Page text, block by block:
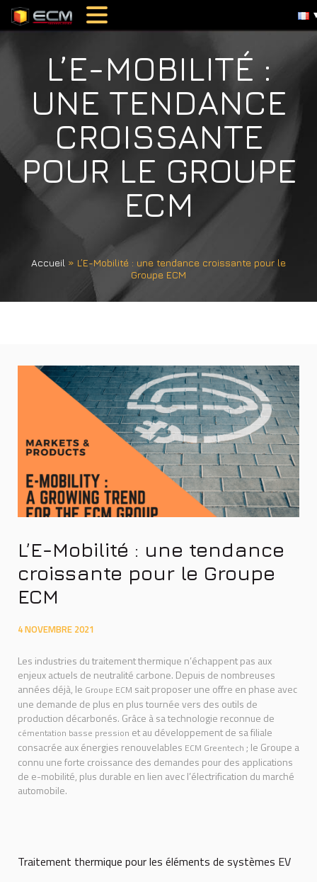
L’E-MOBILITÉ :
UNE TENDANCE
CROISSANTE
POUR LE GROUPE
ECM
Accueil » L’E-Mobilité : une tendance croissante pour le
Groupe ECM
L’E-Mobilité : une tendance
croissante pour le Groupe
ECM
4 NOVEMBRE 2021
Les industries du traitement thermique n’échappent pas aux
enjeux actuels de neutralité carbone. Depuis de nombreuses
années déjà, le Groupe ECM sait proposer une offre en phase avec
une demande de plus en plus tournée vers des outils de
production décarbonés. Grâce à sa technologie reconnue de
cémentation basse pression et au développement de sa filiale
consacrée aux énergies renouvelables ECM Greentech ; le Groupe a
connu une forte croissance des demandes pour des applications
de e-mobilité, plus durable en lien avec l’électrification du marché
automobile.
Traitement thermique pour les éléments de systèmes EV